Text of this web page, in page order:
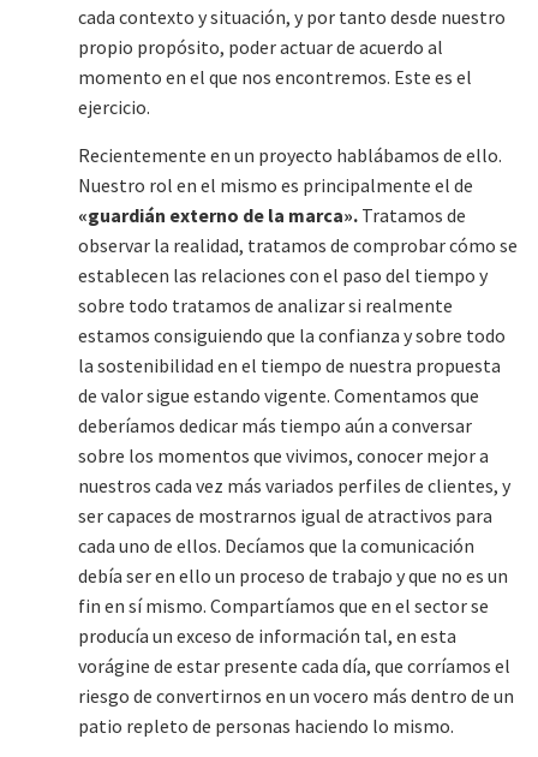
cada contexto y situación, y por tanto desde nuestro
propio propósito, poder actuar de acuerdo al
momento en el que nos encontremos. Este es el
ejercicio.
Recientemente en un proyecto hablábamos de ello.
Nuestro rol en el mismo es principalmente el de
«guardián externo de la marca». Tratamos de
observar la realidad, tratamos de comprobar cómo se
establecen las relaciones con el paso del tiempo y
sobre todo tratamos de analizar si realmente
estamos consiguiendo que la confianza y sobre todo
la sostenibilidad en el tiempo de nuestra propuesta
de valor sigue estando vigente. Comentamos que
deberíamos dedicar más tiempo aún a conversar
sobre los momentos que vivimos, conocer mejor a
nuestros cada vez más variados perfiles de clientes, y
ser capaces de mostrarnos igual de atractivos para
cada uno de ellos. Decíamos que la comunicación
debía ser en ello un proceso de trabajo y que no es un
fin en sí mismo. Compartíamos que en el sector se
producía un exceso de información tal, en esta
vorágine de estar presente cada día, que corríamos el
riesgo de convertirnos en un vocero más dentro de un
patio repleto de personas haciendo lo mismo.